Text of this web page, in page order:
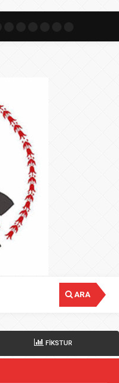
ARA
FİKSTUR